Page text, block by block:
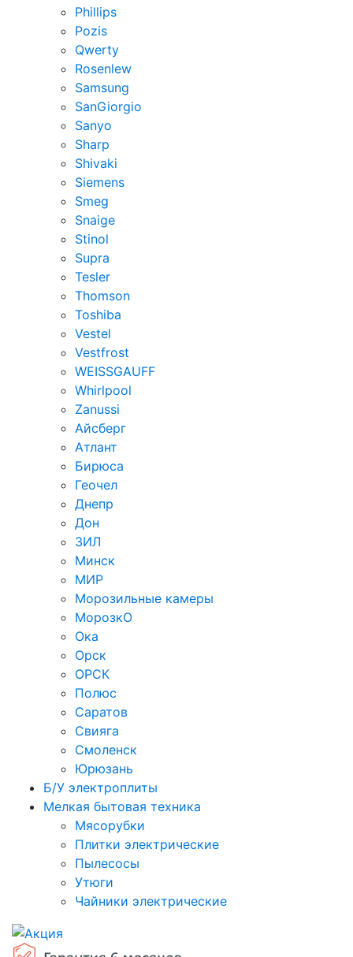
Phillips
Pozis
Qwerty
Rosenlew
Samsung
SanGiorgio
Sanyo
Sharp
Shivaki
Siemens
Smeg
Snaige
Stinol
Supra
Tesler
Thomson
Toshiba
Vestel
Vestfrost
WEISSGAUFF
Whirlpool
Zanussi
Айсберг
Атлант
Бирюса
Геочел
Днепр
Дон
ЗИЛ
Минск
МИР
Морозильные камеры
МорозкО
Ока
Орск
ОРСК
Полюс
Саратов
Свияга
Смоленск
Юрюзань
Б/У электроплиты
Мелкая бытовая техника
Мясорубки
Плитки электрические
Пылесосы
Утюги
Чайники электрические